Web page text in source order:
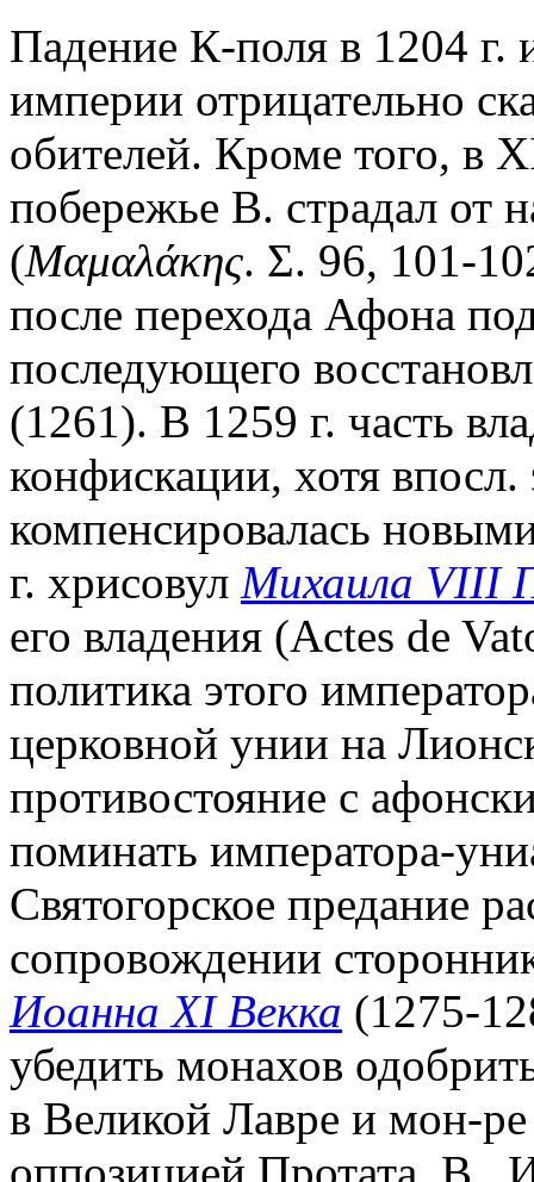
Падение К-поля в 1204 г.
империи отрицательно
обителей. Кроме того, в
побережье В. страдал от
(Μαμαλάκης. Σ. 96, 101-
после перехода Афона
последующего
(1261). В 1259 г. часть
конфискации, хотя
компенсировалась
г. хрисовул Михаила VIII
его владения (Actes de
политика этого
церковной унии на
противостояние с
поминать императора-
Святогорское предание
сопровождении
Иоанна XI Векка (1275-
убедить монахов
в Великой Лавре и мон-
оппозицией Протата, В.,